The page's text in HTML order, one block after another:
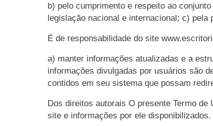
b) pelo cumprimento e respeito ao
legislação nacional e internacional; c)
É de responsabilidade do site
a) manter informações atualizadas e a
informações divulgadas por usuários são
contidos em seu sistema que possam
Dos direitos autorais O presente Termo
site e informações por ele disponibilizados.